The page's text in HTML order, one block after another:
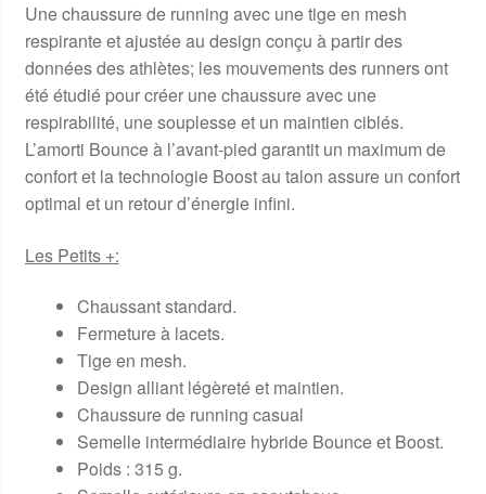
Une chaussure de running avec une tige en mesh
respirante et ajustée au design conçu à partir des
données des athlètes; les mouvements des runners ont
été étudié pour créer une chaussure avec une
respirabilité, une souplesse et un maintien ciblés.
L’amorti Bounce à l’avant-pied garantit un maximum de
confort et la technologie Boost au talon assure un confort
optimal et un retour d’énergie infini.
Les Petits +:
Chaussant standard.
Fermeture à lacets.
Tige en mesh.
Design alliant légèreté et maintien.
Chaussure de running casual
Semelle intermédiaire hybride Bounce et Boost.
Poids : 315 g.